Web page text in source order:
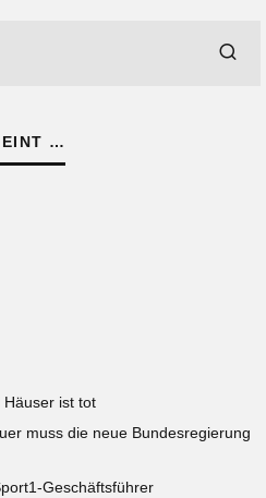
…
ist tot
muss die neue Bundesregierung
Geschäftsführer